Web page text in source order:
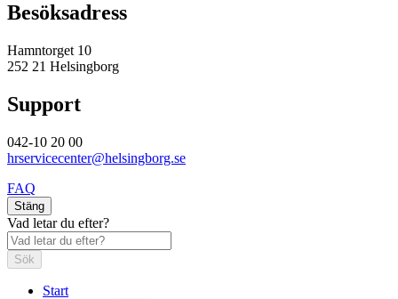
Besöksadress
Hamntorget 10
252 21 Helsingborg
Support
042-10 20 00
hrservicecenter@helsingborg.se
FAQ
Stäng
Vad letar du efter?
Sök
Start